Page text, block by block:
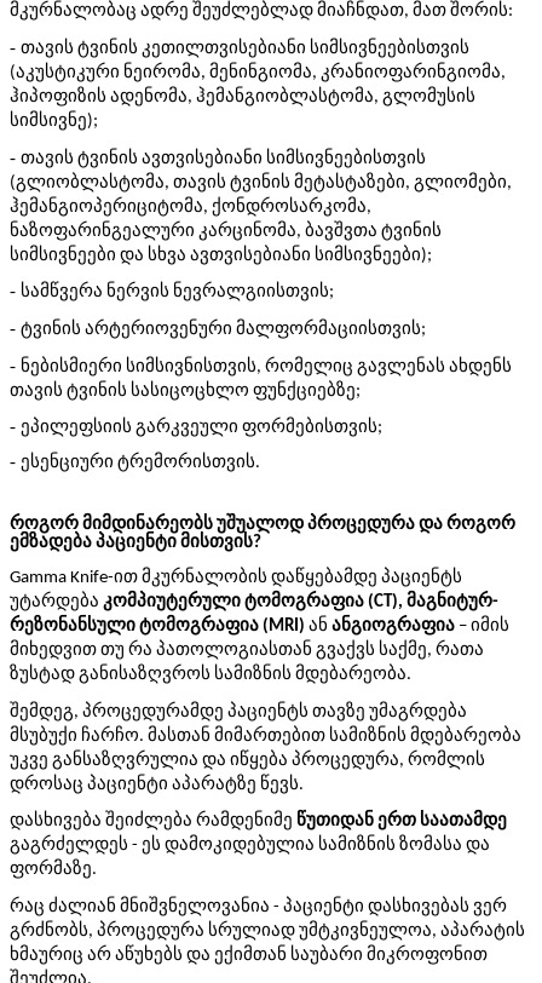
მკურნალობაც ადრე შეუძლებლად მიაჩნდათ, მათ შორის:
- თავის ტვინის კეთილთვისებიანი სიმსივნეებისთვის
(აკუსტიკური ნეირომა, მენინგიომა, კრანიოფარინგიომა,
ჰიპოფიზის ადენომა, ჰემანგიობლასტომა, გლომუსის
სიმსივნე);
- თავის ტვინის ავთვისებიანი სიმსივნეებისთვის
(გლიობლასტომა, თავის ტვინის მეტასტაზები, გლიომები,
ჰემანგიოპერიციტომა, ქონდროსარკომა,
ნაზოფარინგეალური კარცინომა, ბავშვთა ტვინის
სიმსივნეები და სხვა ავთვისებიანი სიმსივნეები);
- სამწვერა ნერვის ნევრალგიისთვის;
- ტვინის არტერიოვენური მალფორმაციისთვის;
- ნებისმიერი სიმსივნისთვის, რომელიც გავლენას ახდენს
თავის ტვინის სასიცოცხლო ფუნქციებზე;
- ეპილეფსიის გარკვეული ფორმებისთვის;
- ესენციური ტრემორისთვის.
როგორ მიმდინარეობს უშუალოდ პროცედურა და როგორ
ემზადება პაციენტი მისთვის?
Gamma Knife-ით მკურნალობის დაწყებამდე პაციენტს
უტარდება კომპიუტერული ტომოგრაფია (CT), მაგნიტურ-
რეზონანსული ტომოგრაფია (MRI) ან ანგიოგრაფია – იმის
მიხედვით თუ რა პათოლოგიასთან გვაქვს საქმე, რათა
ზუსტად განისაზღვროს სამიზნის მდებარეობა.
შემდეგ, პროცედურამდე პაციენტს თავზე უმაგრდება
მსუბუქი ჩარჩო. მასთან მიმართებით სამიზნის მდებარეობა
უკვე განსაზღვრულია და იწყება პროცედურა, რომლის
დროსაც პაციენტი აპარატზე წევს.
დასხივება შეიძლება რამდენიმე წუთიდან ერთ საათამდე
გაგრძელდეს - ეს დამოკიდებულია სამიზნის ზომასა და
ფორმაზე.
რაც ძალიან მნიშვნელოვანია - პაციენტი დასხივებას ვერ
გრძნობს, პროცედურა სრულიად უმტკივნეულოა, აპარატის
ხმაურიც არ აწუხებს და ექიმთან საუბარი მიკროფონით